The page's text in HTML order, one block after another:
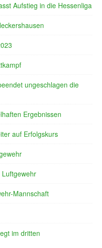
Aufstieg in die Hessenliga
ungeschlagen die
Ergebnissen
auf Erfolgskurs
Mannschaft
im dritten